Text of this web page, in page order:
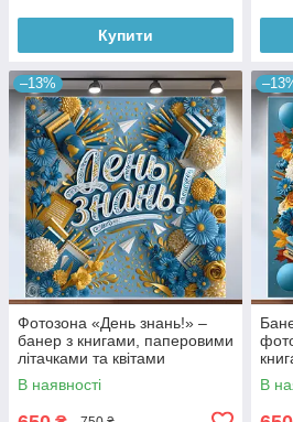
Купити
–13%
Фотозона «День знань!» –
банер з книгами, паперовими
літачками та квітами
120x120см, №41125
В наявності В